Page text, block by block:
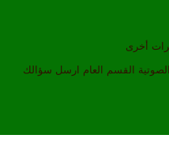
أخرى
القسم العام ارسل سؤالك